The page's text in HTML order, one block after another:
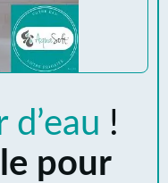
!
pour